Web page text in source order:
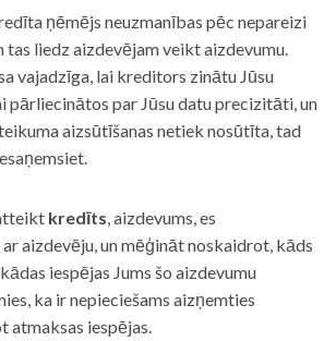
ņēmējs neuzmanības pēc nepareizi
tas liedz aizdevējam veikt aizdevumu.
vajadzīga, lai kreditors zinātu Jūsu
pārliecinātos par Jūsu datu precizitāti, un
aizsūtīšanas netiek nosūtīta, tad
kredīts, aizdevums, es
aizdevēju, un mēģināt noskaidrot, kāds
iespējas Jums šo aizdevumu
ka ir nepieciešams aizņemties
iespējas.